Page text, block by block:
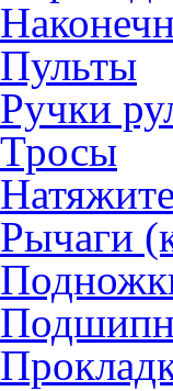
Пульты
Ручки
Тросы
Рычаги